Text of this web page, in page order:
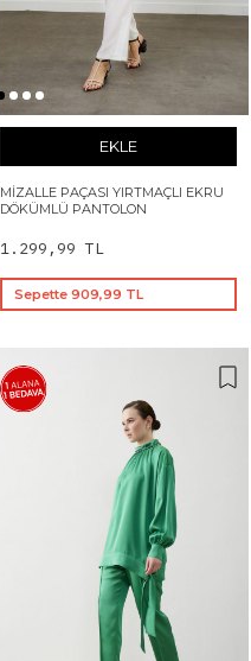
EKLE
MIZALLE PAÇASI YIRTMAÇLI EKRU
DÖKÜMLÜ PANTOLON
1.299,99 TL
Sepette 909,99 TL